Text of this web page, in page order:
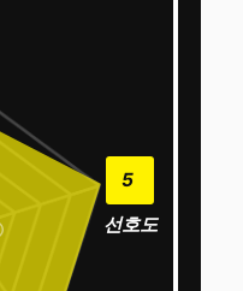
5
선호도